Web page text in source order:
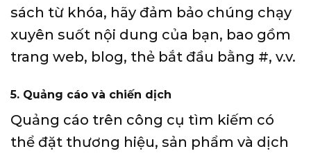
sách từ khóa, hãy đảm bảo chúng chạy
xuyên suốt nội dung của bạn, bao gồm
trang web, blog, thẻ bắt đầu bằng #, v.v.
5. Quảng cáo và chiến dịch
Quảng cáo trên công cụ tìm kiếm có
thể đặt thương hiệu, sản phẩm và dịch